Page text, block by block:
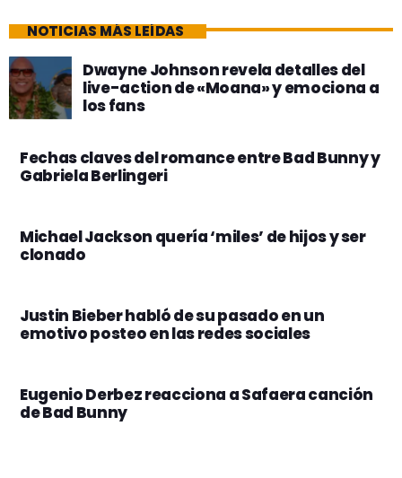
NOTICIAS MÁS LEÍDAS
Dwayne Johnson revela detalles del
live-action de «Moana» y emociona a
los fans
Fechas claves del romance entre Bad Bunny y
Gabriela Berlingeri
Michael Jackson quería ‘miles’ de hijos y ser
clonado
Justin Bieber habló de su pasado en un
emotivo posteo en las redes sociales
Eugenio Derbez reacciona a Safaera canción
de Bad Bunny